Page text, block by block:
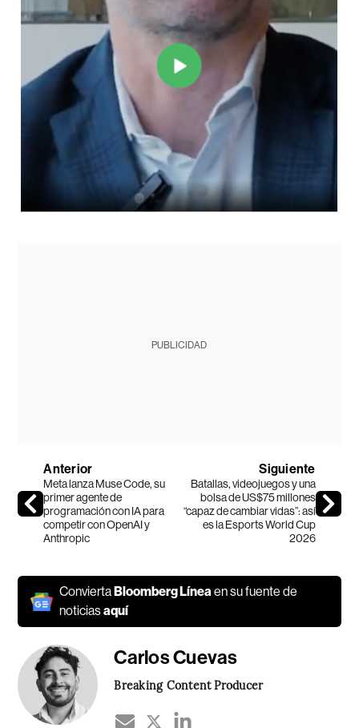
PUBLICIDAD
Anterior
Meta lanza Muse Code, su
primer agente de
programación con IA para
competir con OpenAI y
Anthropic
Siguiente
Batallas, videojuegos y una
bolsa de US$75 millones
“capaz de cambiar vidas”: así
es la Esports World Cup
2026
Convierta Bloomberg Líneaen su fuente de
noticiasaquí
Carlos Cuevas
Breaking Content Producer